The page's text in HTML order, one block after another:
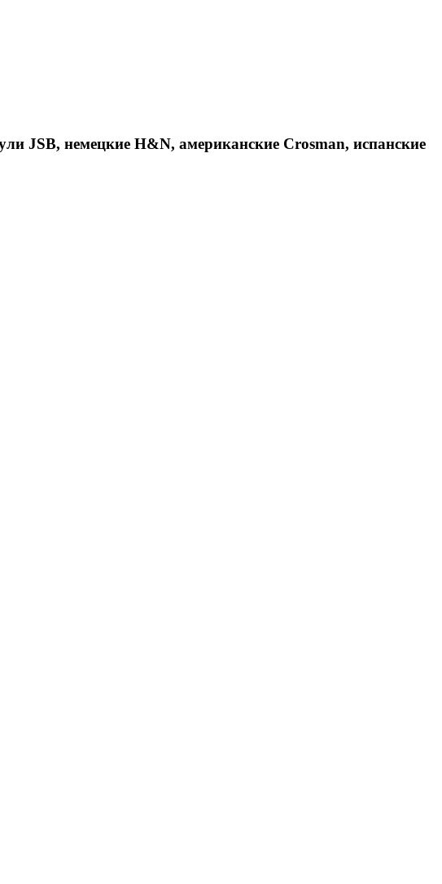
JSB, немецкие H&N, американские Crosman, испанские